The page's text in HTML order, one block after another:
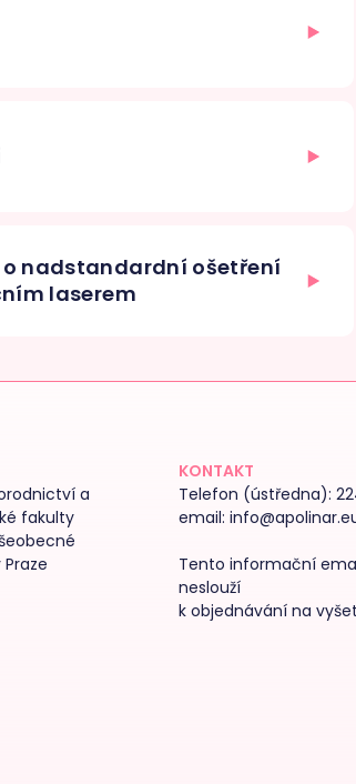
o nadstandardní ošetření
laserem
a
fakulty
KONTAKT
Telefon (ústředna):
email:
Tento informační
neslouží
k objednávání na